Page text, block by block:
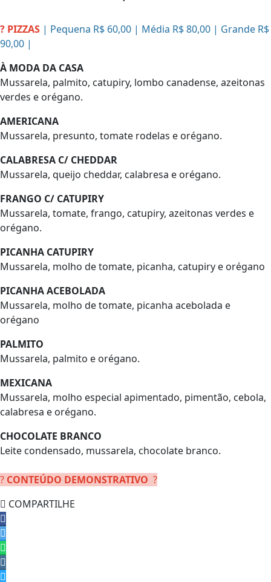
? PIZZAS | Pequena R$ 60,00 | Média R$ 80,00 | Grande R$
90,00 |
À MODA DA CASA
Mussarela, palmito, catupiry, lombo canadense, azeitonas
verdes e orégano.
AMERICANA
Mussarela, presunto, tomate rodelas e orégano.
CALABRESA C/ CHEDDAR
Mussarela, queijo cheddar, calabresa e orégano.
FRANGO C/ CATUPIRY
Mussarela, tomate, frango, catupiry, azeitonas verdes e
orégano.
PICANHA CATUPIRY
Mussarela, molho de tomate, picanha, catupiry e orégano
PICANHA ACEBOLADA
Mussarela, molho de tomate, picanha acebolada e
orégano
PALMITO
Mussarela, palmito e orégano.
MEXICANA
Mussarela, molho especial apimentado, pimentão, cebola,
calabresa e orégano.
CHOCOLATE BRANCO
Leite condensado, mussarela, chocolate branco.
? CONTEÚDO DEMONSTRATIVO ?
COMPARTILHE